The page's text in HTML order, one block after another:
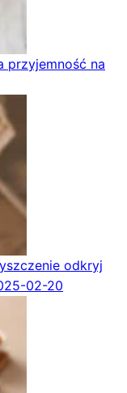
przyjemność na
odkryj
02-20